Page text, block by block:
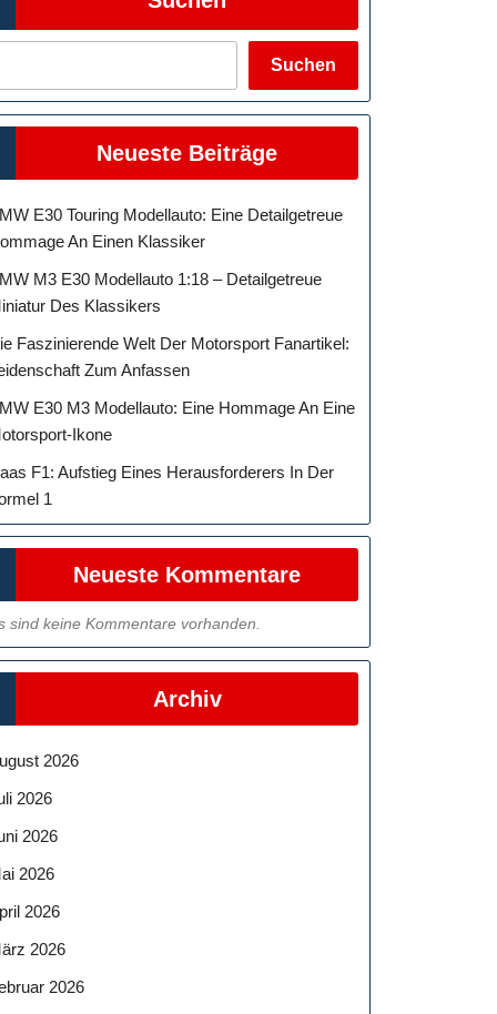
Suchen
Neueste Beiträge
E30 Touring Modellauto: Eine Detailgetreue
An Einen Klassiker
M3 E30 Modellauto 1:18 – Detailgetreue
Des Klassikers
Faszinierende Welt Der Motorsport Fanartikel:
Zum Anfassen
E30 M3 Modellauto: Eine Hommage An Eine
Ikone
F1: Aufstieg Eines Herausforderers In Der
1
Neueste Kommentare
sind keine Kommentare vorhanden.
Archiv
2026
2026
2026
2026
2026
2026
2026